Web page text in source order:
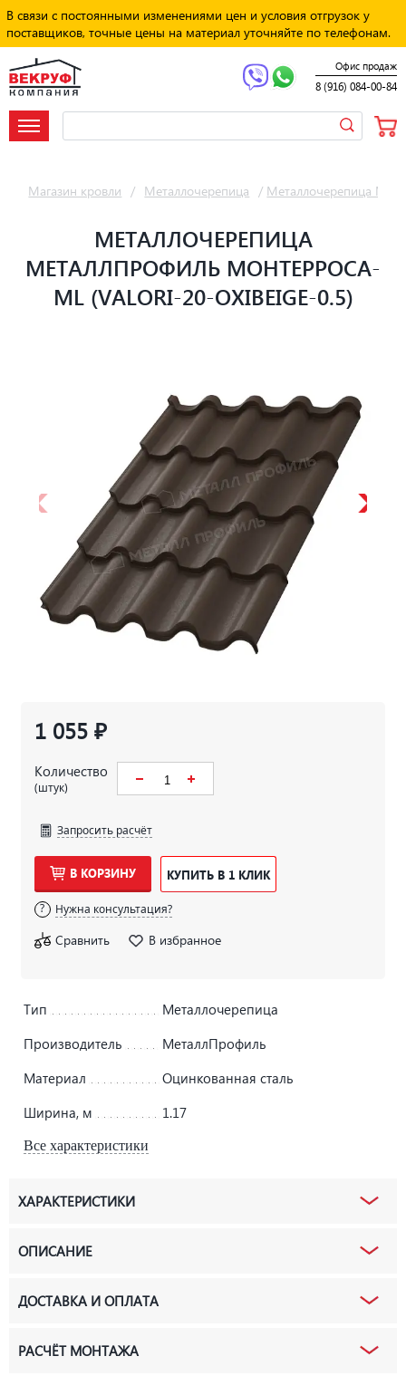
В связи с постоянными изменениями цен и условия отгрузок у
поставщиков, точные цены на материал уточняйте по телефонам.
Офис продаж
8 (916) 084-00-84
Магазин кровли / Металлочерепица / Металлочерепица
МЕТАЛЛОЧЕРЕПИЦА
МЕТАЛЛПРОФИЛЬ МОНТЕРРОСА-
ML (VALORI-20-OXIBЕIGE-0.5)
1 055 ₽
Количество
(штук)
Запросить расчёт
В КОРЗИНУ КУПИТЬ В 1 КЛИК
Нужна консультация?
Сравнить В избранное
Тип
Металлочерепица
Производитель
МеталлПрофиль
Материал
Оцинкованная сталь
Ширина, м
1.17
Все характеристики
ХАРАКТЕРИСТИКИ
ОПИСАНИЕ
ДОСТАВКА И ОПЛАТА
РАСЧЁТ МОНТАЖА